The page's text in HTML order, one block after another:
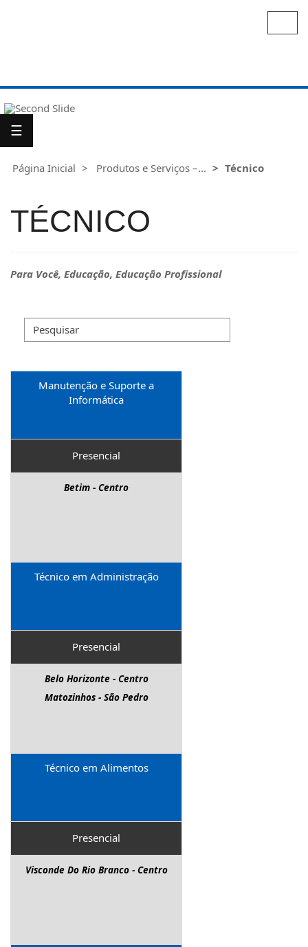
Você
Para
Indústria
☰
Página Inicial Produtos e Serviços –... Técnico
TÉCNICO
Para Você, Educação, Educação Profissional
Manutenção e Suporte a
Informática
Presencial
Betim - Centro
Técnico em Administração
Presencial
Belo Horizonte - Centro
Matozinhos - São Pedro
Técnico em Alimentos
Presencial
Visconde Do Rio Branco - Centro